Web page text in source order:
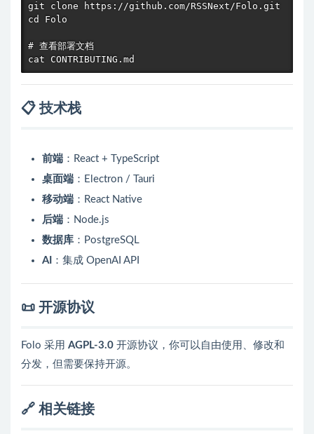
git clone https://github.com/RSSNext/Folo.git
cd Folo
# 查看部署文档
cat CONTRIBUTING.md
📋 技术栈
前端 ：React + TypeScript
桌面端 ：Electron / Tauri
移动端 ：React Native
后端 ：Node.js
数据库 ：PostgreSQL
AI ：集成 OpenAI API
📜 开源协议
Folo 采用 AGPL-3.0 开源协议，你可以自由使用、修改和
分发，但需要保持开源。
🔗 相关链接